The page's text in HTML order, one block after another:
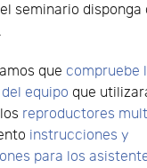
seminario disponga
que compruebe
equipo que
reproductores
instrucciones y
para los